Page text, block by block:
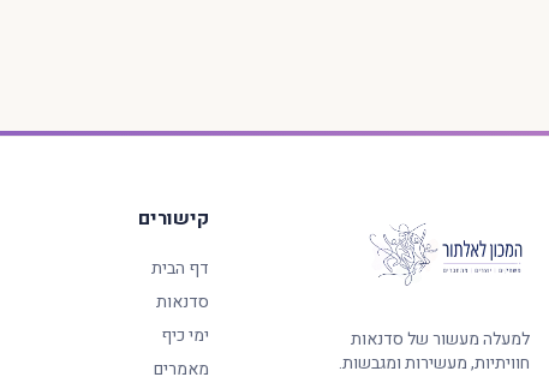
למעלה מעשור של סדנאות
חוויתיות, מעשירות ומגבשות.
קישורים
דף הבית
סדנאות
ימי כיף
מאמרים